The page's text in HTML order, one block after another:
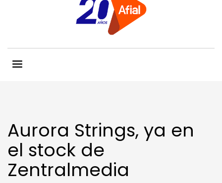
Aurora Strings, ya en
el stock de
Zentralmedia